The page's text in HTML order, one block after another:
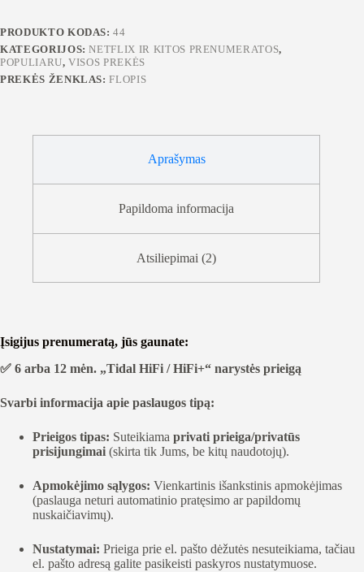
PRODUKTO KODAS:44
KATEGORIJOS:NETFLIX IR KITOS PRENUMERATOS,
POPULIARU,VISOS PREKĖS
PREKĖS ŽENKLAS:FLOPIS
Aprašymas
Papildoma informacija
Atsiliepimai (2)
Įsigijus prenumeratą, jūs gaunate:
✅ 6 arba 12 mėn. „Tidal HiFi / HiFi+“ narystės prieigą
Svarbi informacija apie paslaugos tipą:
Prieigos tipas: Suteikiama privati prieiga/privatūs
prisijungimai (skirta tik Jums, be kitų naudotojų).
Apmokėjimo sąlygos: Vienkartinis išankstinis apmokėjimas
(paslauga neturi automatinio pratęsimo ar papildomų
nuskaičiavimų).
Nustatymai: Prieiga prie el. pašto dėžutės nesuteikiama, tačiau
el. pašto adresą galite pasikeisti paskyros nustatymuose.